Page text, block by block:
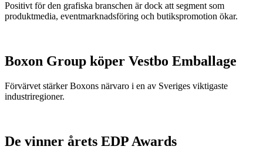
Positivt för den grafiska branschen är dock att segment som
produktmedia, eventmarknadsföring och butikspromotion ökar.
Boxon Group köper Vestbo Emballage
Förvärvet stärker Boxons närvaro i en av Sveriges viktigaste
industriregioner.
De vinner årets EDP Awards